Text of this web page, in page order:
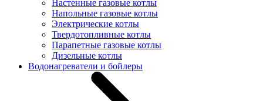
Настенные газовые котлы
Напольные газовые котлы
Электрические котлы
Твердотопливные котлы
Парапетные газовые котлы
Дизельные котлы
Водонагреватели и бойлеры